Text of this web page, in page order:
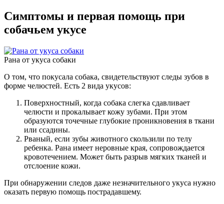
Симптомы и первая помощь при
собачьем укусе
Рана от укуса собаки
О том, что покусала собака, свидетельствуют следы зубов в
форме челюстей. Есть 2 вида укусов:
Поверхностный, когда собака слегка сдавливает
челюсти и прокалывает кожу зубами. При этом
образуются точечные глубокие проникновения в ткани
или ссадины.
Рваный, если зубы животного скользили по телу
ребенка. Рана имеет неровные края, сопровождается
кровотечением. Может быть разрыв мягких тканей и
отслоение кожи.
При обнаружении следов даже незначительного укуса нужно
оказать первую помощь пострадавшему.